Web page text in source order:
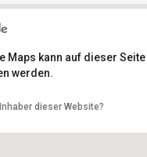
Maps kann auf dieser
werden.
dieser Website?